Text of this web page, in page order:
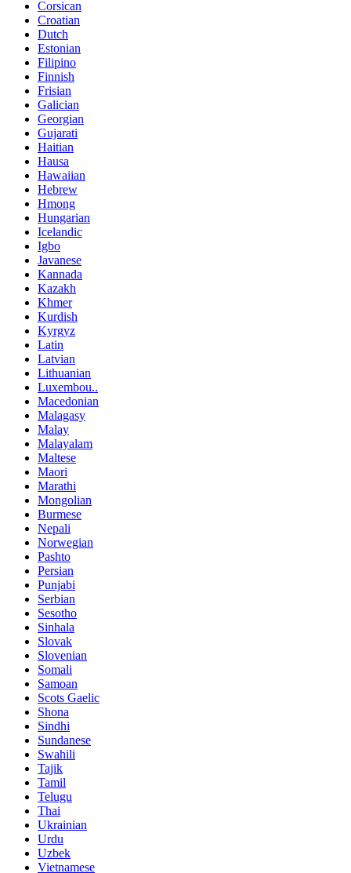
Corsican
Croatian
Dutch
Estonian
Filipino
Finnish
Frisian
Galician
Georgian
Gujarati
Haitian
Hausa
Hawaiian
Hebrew
Hmong
Hungarian
Icelandic
Igbo
Javanese
Kannada
Kazakh
Khmer
Kurdish
Kyrgyz
Latin
Latvian
Lithuanian
Luxembou..
Macedonian
Malagasy
Malay
Malayalam
Maltese
Maori
Marathi
Mongolian
Burmese
Nepali
Norwegian
Pashto
Persian
Punjabi
Serbian
Sesotho
Sinhala
Slovak
Slovenian
Somali
Samoan
Scots Gaelic
Shona
Sindhi
Sundanese
Swahili
Tajik
Tamil
Telugu
Thai
Ukrainian
Urdu
Uzbek
Vietnamese